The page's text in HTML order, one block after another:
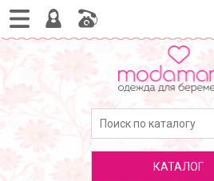
КАТАЛОГ